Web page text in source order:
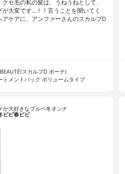
セ毛の私の髪は、うねうねとして、
大変です…！！言うことを聞いてく
アケアに、アンファーさんのスカルプD
スカルプD ボーテ)
トメントパック ボリュームタイプ
が大好きなブルベ冬オンナ
ビビ春ビビ